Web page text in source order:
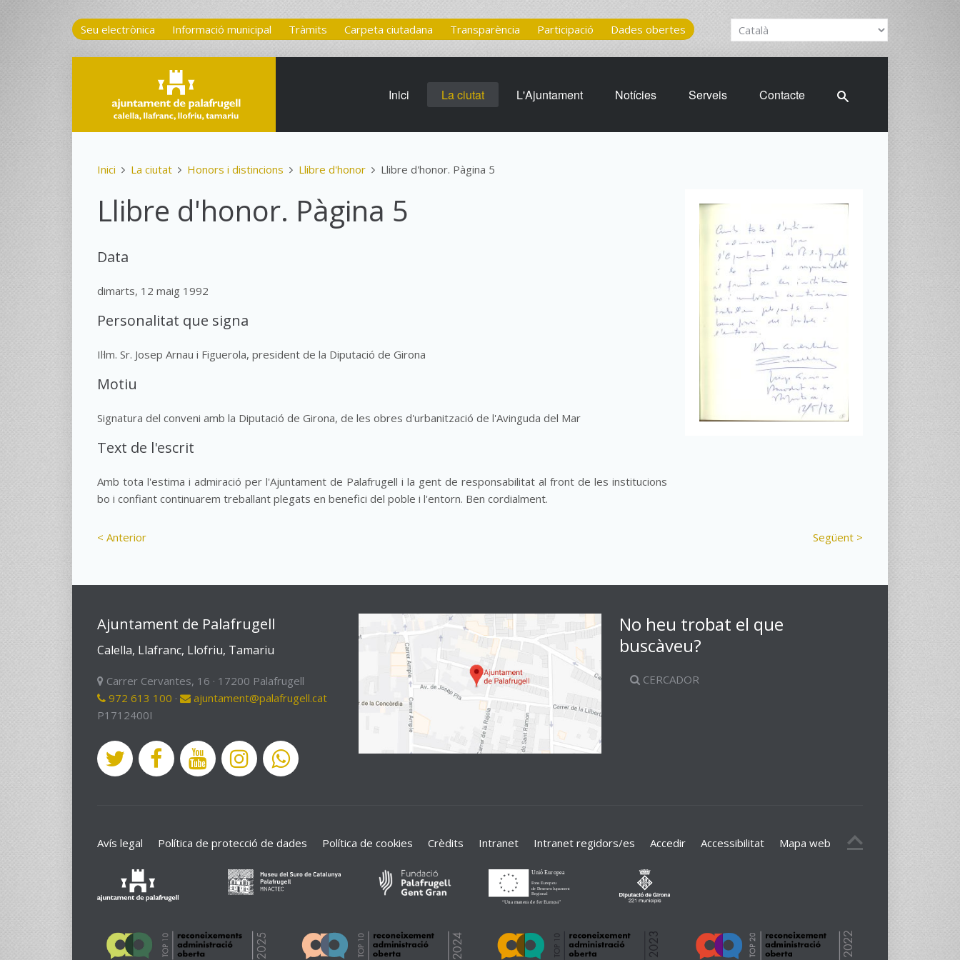
Seu electrònica Informació municipal Tràmits Carpeta ciutadana Transparència Participació Dades obertes
Inici La ciutat L'Ajuntament Notícies Serveis Contacte
Inici La ciutat Honors i distincions Llibre d'honor Llibre d'honor. Pàgina 5
Llibre d'honor. Pàgina 5
Data
dimarts, 12 maig 1992
Personalitat que signa
Il·lm. Sr. Josep Arnau i Figuerola, president de la Diputació de Girona
Motiu
Signatura del conveni amb la Diputació de Girona, de les obres d'urbanització de l'Avinguda del Mar
Text de l'escrit
Amb tota l'estima i admiració per l'Ajuntament de Palafrugell i la gent de responsabilitat al front de les institucions
bo i confiant continuarem treballant plegats en benefici del poble i l'entorn. Ben cordialment.
< Anterior Següent >
Ajuntament de Palafrugell
Calella, Llafranc, Llofriu, Tamariu
Carrer Cervantes, 16 · 17200 Palafrugell
972 613 100 ·
ajuntament@palafrugell.cat
P1712400I
No heu trobat el que
buscàveu?
CERCADOR
Avís legal Política de protecció de dades Política de cookies Crèdits Intranet Intranet regidors/es Accedir Accessibilitat Mapa web